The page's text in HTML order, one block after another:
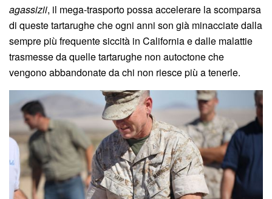
agassizii, il mega-trasporto possa accelerare la scomparsa
di queste tartarughe che ogni anni son già minacciate dalla
sempre più frequente siccità in California e dalle malattie
trasmesse da quelle tartarughe non autoctone che
vengono abbandonate da chi non riesce più a tenerle.